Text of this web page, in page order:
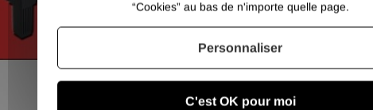
“Cookies” au bas de n'importe quelle page.
C'est OK pour moi
Personnaliser